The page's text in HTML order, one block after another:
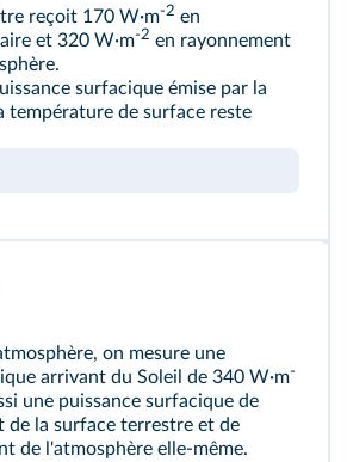
reçoit 170 W·m-2 en
et 320 W·m-2 en rayonnement
surfacique émise par la
température de surface reste
on mesure une
arrivant du Soleil de 340 W·m-
une puissance surfacique de
de la surface terrestre et de
de l'atmosphère elle-même.